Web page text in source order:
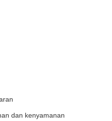
dan kenyamanan